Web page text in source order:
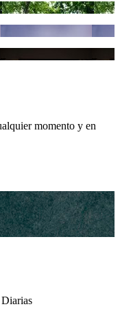
momento y en